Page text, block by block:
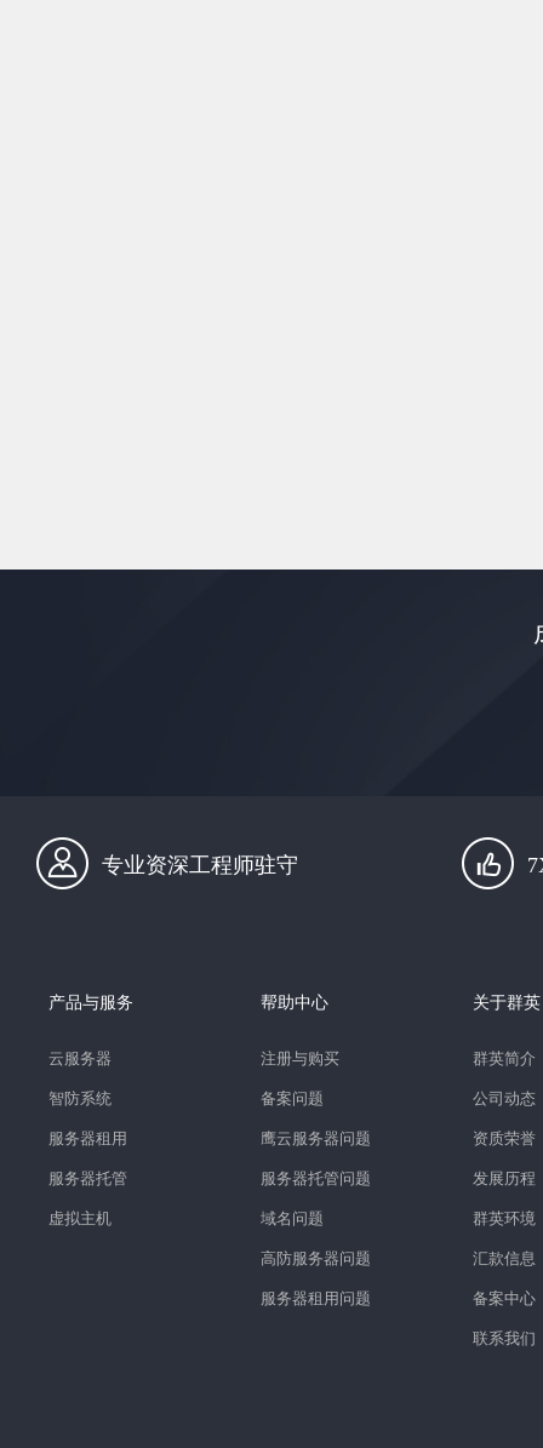
专业资深工程师驻守
产品与服务
云服务器
智防系统
服务器租用
服务器托管
虚拟主机
帮助中心
注册与购买
备案问题
鹰云服务器问题
服务器托管问题
域名问题
高防服务器问题
服务器租用问题
关于群英
群英简介
公司动态
资质荣誉
发展历程
群英环境
汇款信息
备案中心
联系我们